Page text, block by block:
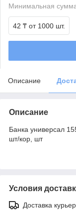
Минимальная
42 ₸ от 1000 шт.
Описание
Описание
Банка универсал
шт/кор, шт
Условия
Доставка